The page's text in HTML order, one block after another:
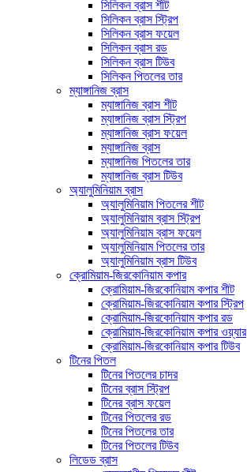
সিলিকন ব্রাস শীট
সিলিকন ব্রাস স্ট্রিপ
সিলিকন ব্রাস ফয়েল
সিলিকন ব্রাস রড
সিলিকন ব্রাস টিউব
সিলিকন পিতলের তার
ম্যাঙ্গানিজ ব্রাস
ম্যাঙ্গানিজ ব্রাস শীট
ম্যাঙ্গানিজ ব্রাস স্ট্রিপ
ম্যাঙ্গানিজ ব্রাস ফয়েল
ম্যাঙ্গানিজ ব্রাস
ম্যাঙ্গানিজ পিতলের তার
ম্যাঙ্গানিজ ব্রাস টিউব
অ্যালুমিনিয়াম ব্রাস
অ্যালুমিনিয়াম পিতলের শীট
অ্যালুমিনিয়াম ব্রাস স্ট্রিপ
অ্যালুমিনিয়াম ব্রাস ফয়েল
অ্যালুমিনিয়াম পিতলের তার
অ্যালুমিনিয়াম ব্রাস টিউব
ক্রোমিয়াম-জিরকোনিয়াম কপার
ক্রোমিয়াম-জিরকোনিয়াম কপার শীট
ক্রোমিয়াম-জিরকোনিয়াম কপার স্ট্রিপ
ক্রোমিয়াম-জিরকোনিয়াম কপার রড
ক্রোমিয়াম-জিরকোনিয়াম কপার ওয়্যার
ক্রোমিয়াম-জিরকোনিয়াম কপার টিউব
টিনের পিতল
টিনের পিতলের চাদর
টিনের ব্রাস স্ট্রিপ
টিনের ব্রাস ফয়েল
টিনের পিতলের রড
টিনের পিতলের তার
টিনের পিতলের টিউব
লিডেড ব্রাস